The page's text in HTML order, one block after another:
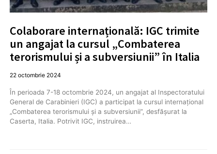
Colaborare internațională: IGC trimite
un angajat la cursul „Combaterea
terorismului și a subversiunii” în Italia
22 octombrie 2024
În perioada 7-18 octombrie 2024, un angajat al Inspectoratului
General de Carabinieri (IGC) a participat la cursul internațional
„Combaterea terorismului și a subversiunii”, desfășurat la
Caserta, Italia. Potrivit IGC, instruirea…